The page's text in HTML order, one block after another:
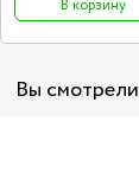
В корзину
Вы смотрели